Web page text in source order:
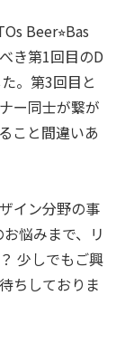
Beer⭐︎Bas
き第1回目のD
。第3回目と
ー同士が繋が
こと間違いあ
イン分野の事
悩みまで、リ
少しでもご興
ちしておりま